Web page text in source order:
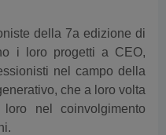
della 7a edizione di
i loro progetti a CEO,
nel campo della
che a loro volta
nel coinvolgimento